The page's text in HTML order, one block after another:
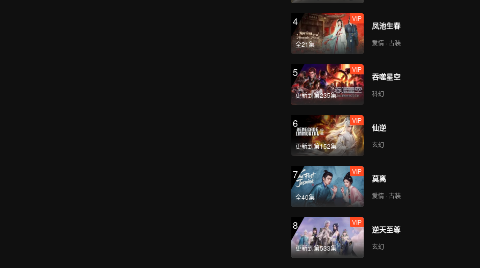
4
全21集
VIP
凤池生春
爱情 · 古装
5
更新到第235集
VIP
吞噬星空
科幻
6
更新到第152集
VIP
仙逆
玄幻
7
全40集
VIP
莫离
爱情 · 古装
8
更新到第533集
VIP
逆天至尊
玄幻